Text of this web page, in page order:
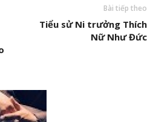
Bài tiếp theo
Tiểu sử Ni trưởng Thích
Nữ Như Đức